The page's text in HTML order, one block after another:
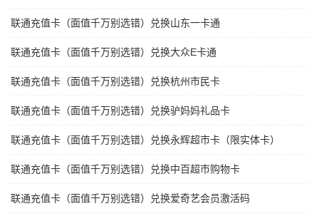
联通充值卡（面值千万别选错）兑换山东一卡通
联通充值卡（面值千万别选错）兑换大众E卡通
联通充值卡（面值千万别选错）兑换杭州市民卡
联通充值卡（面值千万别选错）兑换驴妈妈礼品卡
联通充值卡（面值千万别选错）兑换永辉超市卡（限实体卡）
联通充值卡（面值千万别选错）兑换中百超市购物卡
联通充值卡（面值千万别选错）兑换爱奇艺会员激活码